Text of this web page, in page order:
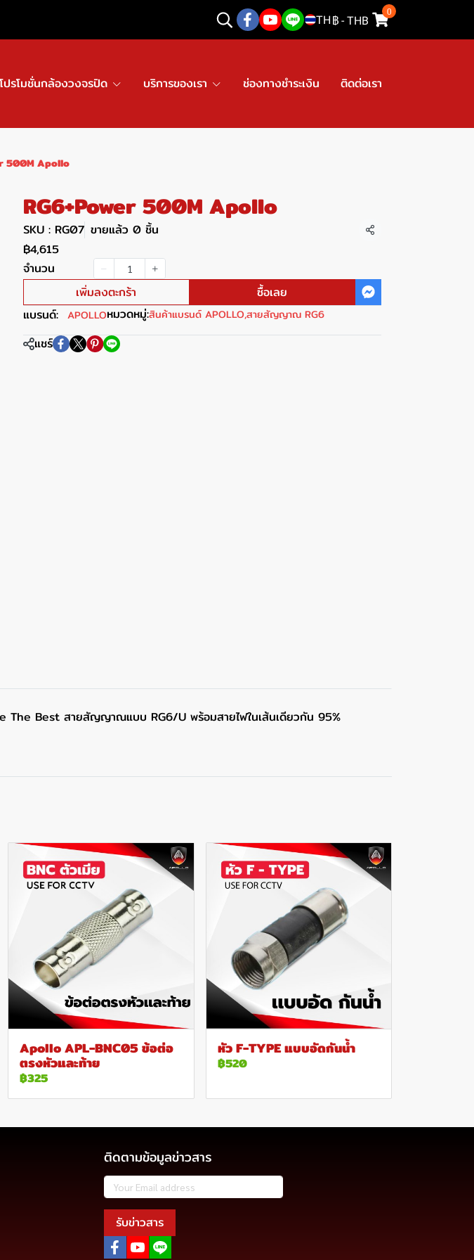
TH ฿ - THB
0
โปรโมชั่นกล้องวงจรปิด บริการของเรา ช่องทางชำระเงิน ติดต่อเรา
500M Apollo
RG6+Power 500M Apollo
SKU : RG07 ขายแล้ว 0 ชิ้น แชร์
฿4,615
จำนวน
เพิ่มลงตะกร้า
ซื้อเลย
แบรนด์: APOLLOหมวดหมู่:สินค้าแบรนด์ APOLLO,สายสัญญาณ RG6
แชร์
The Best สายสัญญาณแบบ RG6/U พร้อมสายไฟในเส้นเดียวกัน 95%
Apollo APL-BNC05 ข้อต่อ
ตรงหัวและท้าย
฿325
หัว F-TYPE แบบอัดกันน้ำ
฿520
ติดตามข้อมูลข่าวสาร
รับข่าวสาร